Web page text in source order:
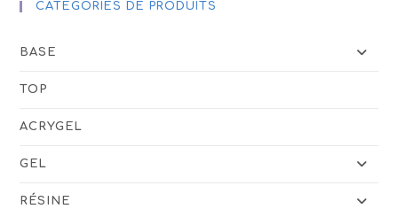
CATÉGORIES DE PRODUITS
BASE
TOP
ACRYGEL
GEL
RÉSINE